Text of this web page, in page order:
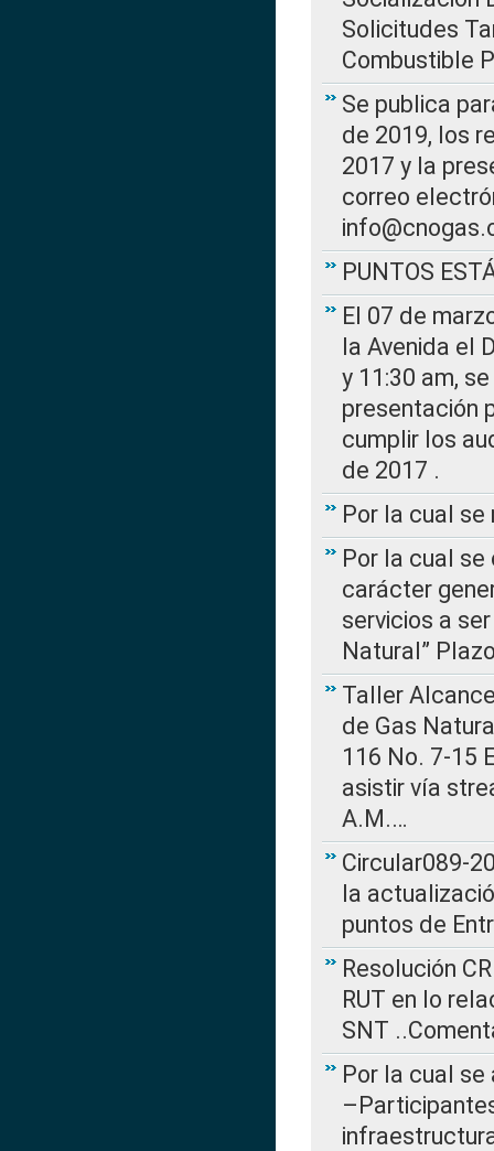
Solicitudes
Combustible
Se publica
de 2019, los
2017 y la
correo
PUNTOS
El 07 de
la Avenida el
y 11:30 am,
presentación
cumplir los
de 2017 .
Por la cual se
Por la cual
carácter
servicios a
Natural”
Taller
de Gas
116 No. 7-15
asistir vía
A.M.…
Circular089-
la
puntos de
Resolución
RUT en lo
SNT
Por la cual se